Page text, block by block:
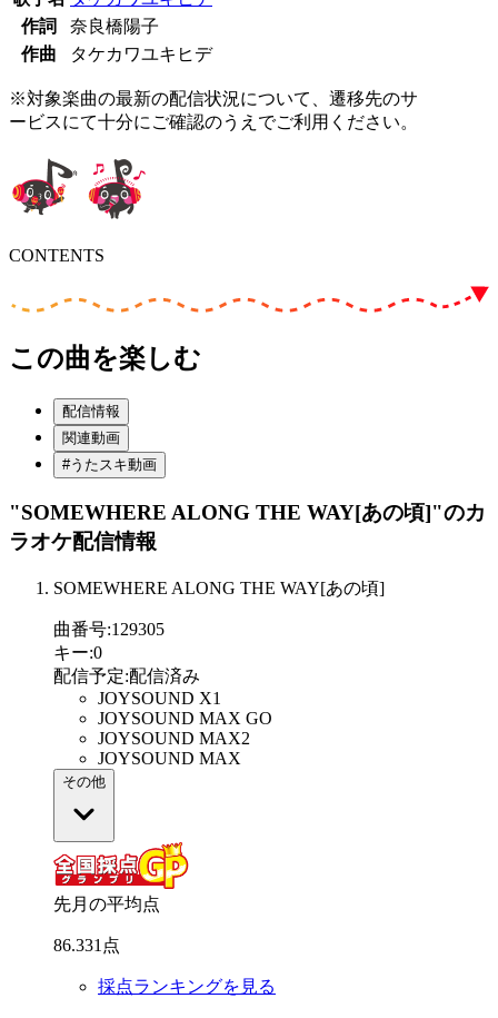
作詞
奈良橋陽子
作曲
タケカワユキヒデ
※対象楽曲の最新の配信状況について、遷移先のサ
ービスにて十分にご確認のうえでご利用ください。
CONTENTS
この曲を楽しむ
配信情報
関連動画
#うたスキ動画
"SOMEWHERE ALONG THE WAY[あの頃]"のカ
ラオケ配信情報
SOMEWHERE ALONG THE WAY[あの頃]
曲番号:129305
キー:0
配信予定:配信済み
JOYSOUND X1
JOYSOUND MAX GO
JOYSOUND MAX2
JOYSOUND MAX
その他
先月の平均点
86.331 点
採点ランキングを見る